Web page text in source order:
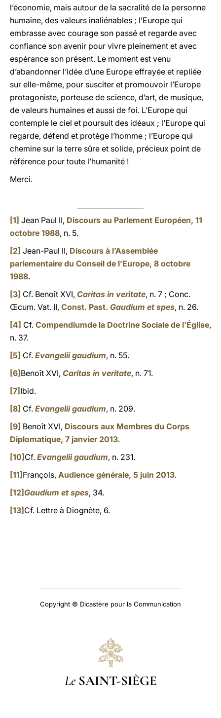
l’économie, mais autour de la sacralité de la personne
humaine, des valeurs inaliénables ; l’Europe qui
embrasse avec courage son passé et regarde avec
confiance son avenir pour vivre pleinement et avec
espérance son présent. Le moment est venu
d’abandonner l’idée d’une Europe effrayée et repliée
sur elle-même, pour susciter et promouvoir l’Europe
protagoniste, porteuse de science, d’art, de musique,
de valeurs humaines et aussi de foi. L’Europe qui
contemple le ciel et poursuit des idéaux ; l’Europe qui
regarde, défend et protège l’homme ; l’Europe qui
chemine sur la terre sûre et solide, précieux point de
référence pour toute l’humanité !
Merci.
[1] Jean Paul II, Discours au Parlement Européen, 11
octobre 1988, n. 5.
[2] Jean-Paul II, Discours à l’Assemblée
parlementaire du Conseil de l’Europe, 8 octobre
1988.
[3] Cf. Benoît XVI, Caritas in veritate, n. 7 ; Conc.
Œcum. Vat. II, Const. Past. Gaudium et spes, n. 26.
[4] Cf. Compendiumde la Doctrine Sociale de l’Église,
n. 37.
[5] Cf. Evangelii gaudium, n. 55.
[6] Benoît XVI, Caritas in veritate, n. 71.
[7] Ibid.
[8] Cf. Evangelii gaudium, n. 209.
[9] Benoît XVI, Discours aux Membres du Corps
Diplomatique, 7 janvier 2013.
[10] Cf. Evangelii gaudium, n. 231.
[11] François, Audience générale, 5 juin 2013.
[12]Gaudium et spes, 34.
[13] Cf. Lettre à Diognète, 6.
Copyright © Dicastère pour la Communication
Le SAINT-SIÈGE